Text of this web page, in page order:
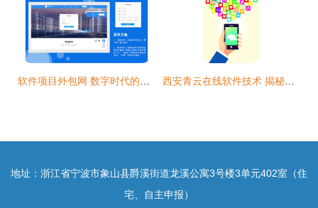
地址：浙江省宁波市象山县爵溪街道龙溪公寓3号楼3单元402室（住
宅、自主申报）